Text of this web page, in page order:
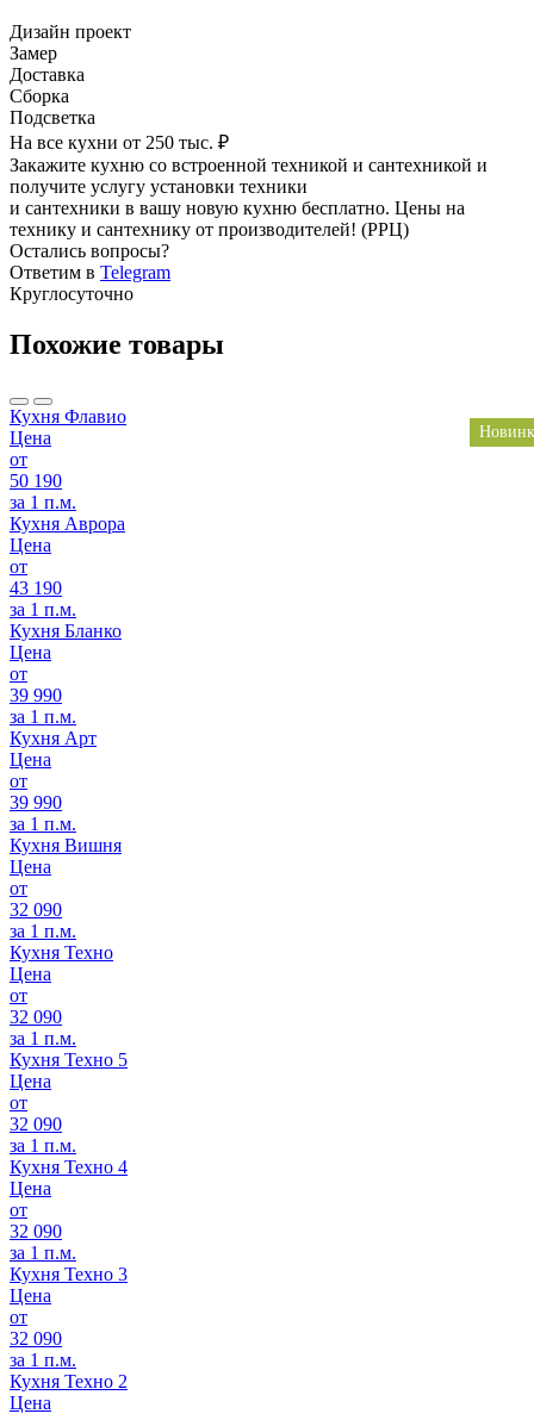
Дизайн проект
Замер
Доставка
Сборка
Подсветка
На все кухни от 250 тыс. ₽
Закажите кухню со встроенной техникой и сантехникой и
получите услугу установки техники
и сантехники в вашу новую кухню бесплатно. Цены на
технику и сантехнику от производителей! (РРЦ)
Остались вопросы?
Ответим в Telegram
Круглосуточно
Похожие товары
Кухня Флавио
Цена
от
50 190
за 1 п.м.
Кухня Аврора
Цена
от
43 190
за 1 п.м.
Кухня Бланко
Цена
от
39 990
за 1 п.м.
Кухня Арт
Цена
от
39 990
за 1 п.м.
Кухня Вишня
Цена
от
32 090
за 1 п.м.
Кухня Техно
Цена
от
32 090
за 1 п.м.
Кухня Техно 5
Цена
от
32 090
за 1 п.м.
Кухня Техно 4
Цена
от
32 090
за 1 п.м.
Кухня Техно 3
Цена
от
32 090
за 1 п.м.
Кухня Техно 2
Цена